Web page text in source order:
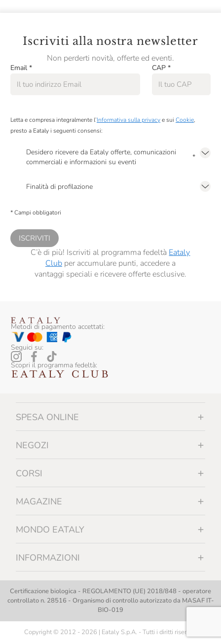
Iscriviti alla nostra newsletter
Non perderti novità, offerte ed eventi.
Email * CAP *
Letta e compresa integralmente l’Informativa sulla privacye sui Cookie,
presto a Eataly i seguenti consensi:
Desidero ricevere da Eataly offerte, comunicazioni
commerciali e informazioni su eventi
*
Finalità di profilazione
comunicazioni commerciali personalizzate, in caso di consenso prestato ai
* Campi obbligatori
ISCRIVITI
C’è di più! Iscriviti al programma fedeltà Eataly
Clubper accumulare punti, accedere a
vantaggi speciali e ricevere offerte esclusive.
Metodi di pagamento accettati:
Seguici su:
Scopri il programma fedeltà:
SPESA ONLINE
NEGOZI
CORSI
MAGAZINE
MONDO EATALY
INFORMAZIONI
Certificazione biologica - REGOLAMENTO (UE) 2018/848 - operatore
controllato n. 28516 - Organismo di controllo autorizzato da MASAF IT-
BIO-019
Copyright © 2012 - 2026 | Eataly S.p.A. - Tutti i diritti riservati